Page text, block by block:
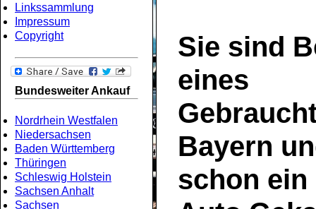
Linkssammlung
Impressum
Copyright
Bundesweiter Ankauf
Nordrhein Westfalen
Niedersachsen
Baden Württemberg
Thüringen
Schleswig Holstein
Sachsen Anhalt
Sachsen
Sie sind
eines
Bayern
schon ein